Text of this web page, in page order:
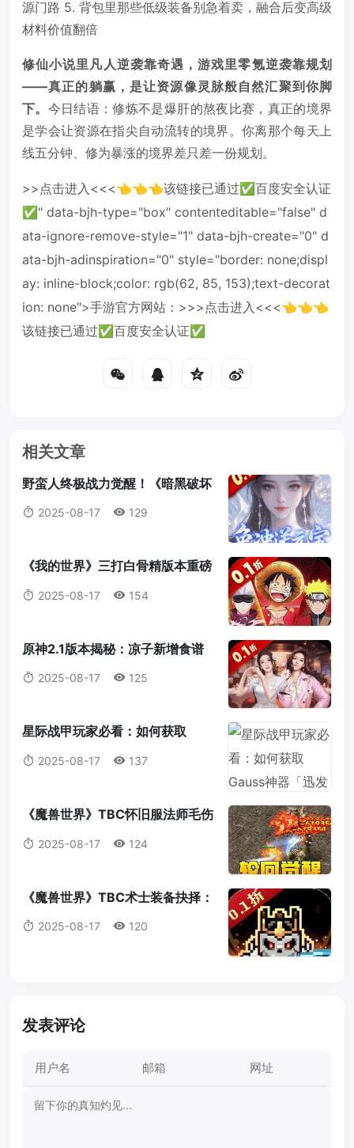
源门路 5. 背包里那些低级装备别急着卖，融合后变高级
材料价值翻倍
修仙小说里凡人逆袭靠奇遇，游戏里零氪逆袭靠规划
——真正的躺赢，是让资源像灵脉般自然汇聚到你脚
下。 今日结语：修炼不是爆肝的熬夜比赛，真正的境界
是学会让资源在指尖自动流转的境界。你离那个每天上
线五分钟、修为暴涨的境界差只差一份规划。
>>点击进入<<<👈👈👈该链接已通过✅百度安全认证
✅" data-bjh-type="box" contenteditable="false" d
ata-ignore-remove-style="1" data-bjh-create="0" d
ata-bjh-adinspiration="0" style="border: none;displ
ay: inline-block;color: rgb(62, 85, 153);text-decorat
ion: none">手游官方网站：>>>点击进入<<<👈👈👈
该链接已通过✅百度安全认证✅
相关文章
野蛮人终极战力觉醒！《暗黑破坏
神2：重制版》符文之语最强搭配
指南
2025-08-17 129
《我的世界》三打白骨精版本重磅
来袭：天赋点系统全解析，打造属
于你的最强冒险者！
2025-08-17 154
原神2.1版本揭秘：凉子新增食谱
与隐藏料理全解析
2025-08-17 125
星际战甲玩家必看：如何获取
Gauss神器「迅发电浆炮」蓝图？
2025-08-17 137
《魔兽世界》TBC怀旧服法师毛伤
害全攻略：操作，意识与装备的完
美结合
2025-08-17 124
《魔兽世界》TBC术士装备抉择：
法打套还是T4套？这是你必须知道
的真相！
2025-08-17 120
发表评论